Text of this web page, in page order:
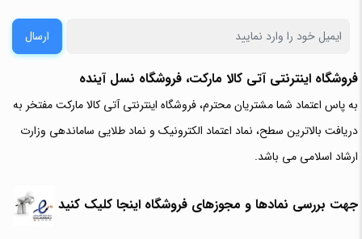
ارسال
فروشگاه اینترنتی آتی‌ کالا مارکت، فروشگاه نسل آینده
به پاس اعتماد شما مشتریان محترم، فروشگاه اینترنتی آتی کالا مارکت مفتخر به
دریافت بالاترین سطح، نماد اعتماد الکترونیک و نماد طلایی ساماندهی وزارت
ارشاد اسلامی می باشد.
جهت بررسی نمادها و مجوزهای فروشگاه اینجا کلیک کنید